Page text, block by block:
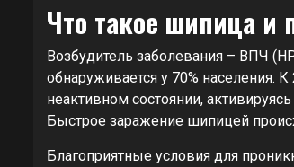
Что такое шипица и
Возбудитель заболевания – ВПЧ
обнаруживается у 70% населения.
неактивном состоянии,
Быстрое заражение шипицей
Благоприятные условия для